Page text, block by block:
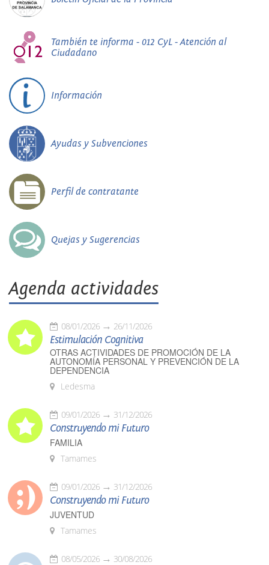
También te informa - 012 CyL - Atención al
Ciudadano
Información
Ayudas y Subvenciones
Perfil de contratante
Quejas y Sugerencias
Agenda actividades
08/01/2026 26/11/2026
Estimulación Cognitiva
OTRAS ACTIVIDADES DE PROMOCIÓN DE LA
AUTONOMÍA PERSONAL Y PREVENCIÓN DE LA
DEPENDENCIA
Ledesma
09/01/2026 31/12/2026
Construyendo mi Futuro
FAMILIA
Tamames
09/01/2026 31/12/2026
Construyendo mi Futuro
JUVENTUD
Tamames
08/05/2026 30/08/2026